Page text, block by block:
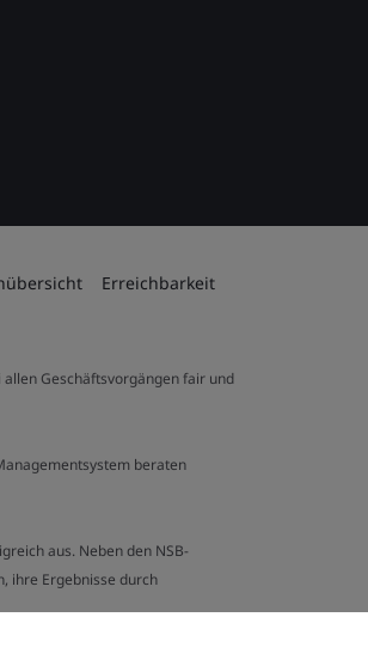
Erreichbarkeit
Geschäftsvorgängen fair und
beraten
aus. Neben den NSB-
ihre Ergebnisse durch